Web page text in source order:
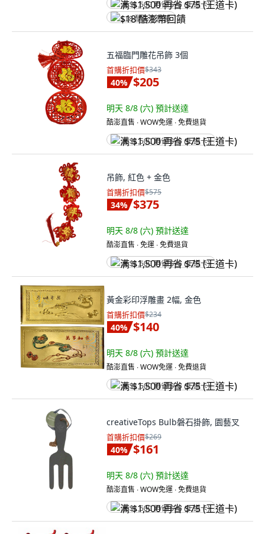
满 $1,500 再省 $75 (王道卡)
$18 酷澎幣回饋
五福臨門雕花吊飾 3個
首購折扣價$343
40% $205
明天 8/8 (六) 預計送達
酷澎直售 ∙ WOW免運 ∙ 免費退貨
满 $1,500 再省 $75 (王道卡)
吊飾, 紅色 + 金色
首購折扣價$575
34% $375
明天 8/8 (六) 預計送達
酷澎直售 ∙ 免運 ∙ 免費退貨
满 $1,500 再省 $75 (王道卡)
黃金彩印浮雕畫 2幅, 金色
首購折扣價$234
40% $140
明天 8/8 (六) 預計送達
酷澎直售 ∙ WOW免運 ∙ 免費退貨
满 $1,500 再省 $75 (王道卡)
creativeTops Bulb磐石掛飾, 園藝叉
首購折扣價$269
40% $161
明天 8/8 (六) 預計送達
酷澎直售 ∙ WOW免運 ∙ 免費退貨
满 $1,500 再省 $75 (王道卡)